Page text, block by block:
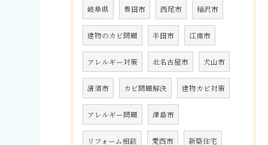
岐阜県 豊田市 西尾市 稲沢市
建物のカビ問題 半田市 江南市
アレルギー対策 北名古屋市 犬山市
清須市 カビ問題解決 建物カビ対策
アレルギー問題 津島市
リフォーム相談 愛西市 新築住宅